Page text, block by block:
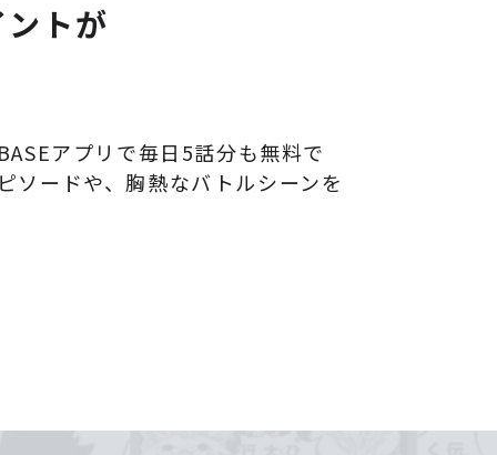
トが
アプリで毎日5話分も無料で
ソードや、胸熱なバトルシーンを